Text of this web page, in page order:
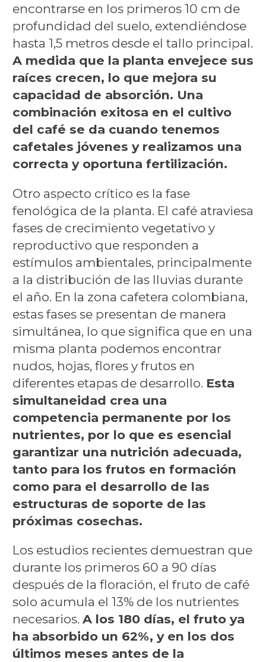
encontrarse en los primeros 10 cm de
profundidad del suelo, extendiéndose
hasta 1,5 metros desde el tallo principal.
A medida que la planta envejece sus
raíces crecen, lo que mejora su
capacidad de absorción. Una
combinación exitosa en el cultivo
del café se da cuando tenemos
cafetales jóvenes y realizamos una
correcta y oportuna fertilización.
Otro aspecto crítico es la fase
fenológica de la planta. El café atraviesa
fases de crecimiento vegetativo y
reproductivo que responden a
estímulos ambientales, principalmente
a la distribución de las lluvias durante
el año. En la zona cafetera colombiana,
estas fases se presentan de manera
simultánea, lo que significa que en una
misma planta podemos encontrar
nudos, hojas, flores y frutos en
diferentes etapas de desarrollo. Esta
simultaneidad crea una
competencia permanente por los
nutrientes, por lo que es esencial
garantizar una nutrición adecuada,
tanto para los frutos en formación
como para el desarrollo de las
estructuras de soporte de las
próximas cosechas.
Los estudios recientes demuestran que
durante los primeros 60 a 90 días
después de la floración, el fruto de café
solo acumula el 13% de los nutrientes
necesarios. A los 180 días, el fruto ya
ha absorbido un 62%, y en los dos
últimos meses antes de la